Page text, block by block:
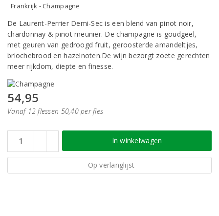
Frankrijk - Champagne
De Laurent-Perrier Demi-Sec is een blend van pinot noir,
chardonnay & pinot meunier. De champagne is goudgeel,
met geuren van gedroogd fruit, geroosterde amandeltjes,
briochebrood en hazelnoten.De wijn bezorgt zoete gerechten
meer rijkdom, diepte en finesse.
54,95
Vanaf 12 flessen 50,40 per fles
In winkelwagen
Op verlanglijst